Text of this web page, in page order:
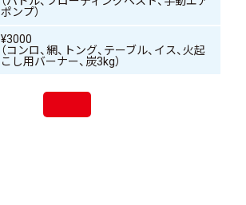
ポンプ）
¥3000
（コンロ、網、トング、テーブル、イス、火起
こし用バーナー、炭3kg）